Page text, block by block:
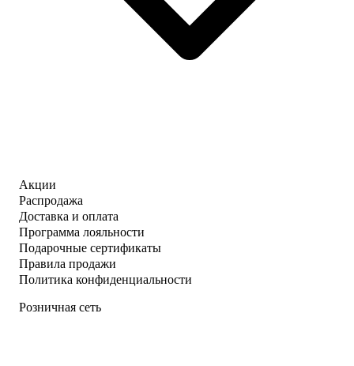
Акции
Распродажа
Доставка и оплата
Программа лояльности
Подарочные сертификаты
Правила продажи
Политика конфиденциальности
Розничная сеть